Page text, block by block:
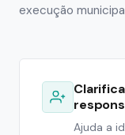
execução
Ajuda a